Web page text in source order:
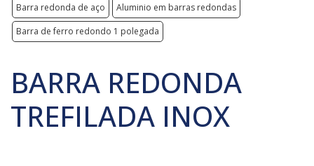
Barra redonda de aço
Aluminio em barras redondas
Barra de ferro redondo 1 polegada
BARRA REDONDA
TREFILADA INOX